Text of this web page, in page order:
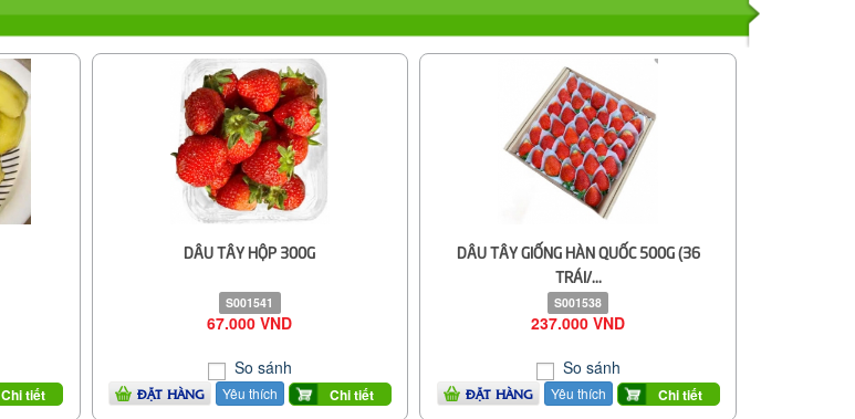
Chi tiết
DÂU TÂY HỘP 300G
S001541
67.000 VND
So sánh
ĐẶT HÀNG Yêu thích Chi tiết
DÂU TÂY GIỐNG HÀN QUỐC 500G (36
TRÁI/...
S001538
237.000 VND
So sánh
ĐẶT HÀNG Yêu thích Chi tiết